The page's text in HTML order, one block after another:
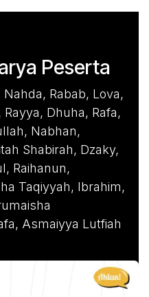
Peserta
Rabab, Lova,
Dhuha, Rafa,
Nabhan,
Shabirah, Dzaky,
Raihanun,
Taqiyyah, Ibrahim,
Asmaiyya Lutfiah